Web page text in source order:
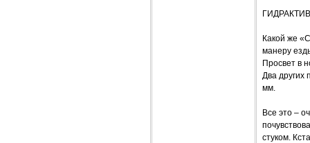
Какой же
манеру
Просвет в
Два других
мм.
Все это –
стуком.